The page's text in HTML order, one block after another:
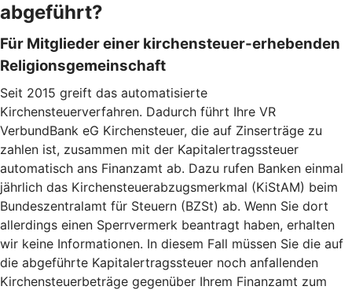
abgeführt?
Für Mitglieder einer kirchensteuer-erhebenden
Religionsgemeinschaft
Seit 2015 greift das automatisierte
Kirchensteuerverfahren. Dadurch führt Ihre VR
VerbundBank eG Kirchensteuer, die auf Zinserträge zu
zahlen ist, zusammen mit der Kapitalertragssteuer
automatisch ans Finanzamt ab. Dazu rufen Banken einmal
jährlich das Kirchensteuerabzugsmerkmal (KiStAM) beim
Bundeszentralamt für Steuern (BZSt) ab. Wenn Sie dort
allerdings einen Sperrvermerk beantragt haben, erhalten
wir keine Informationen. In diesem Fall müssen Sie die auf
die abgeführte Kapitalertragssteuer noch anfallenden
Kirchensteuerbeträge gegenüber Ihrem Finanzamt zum